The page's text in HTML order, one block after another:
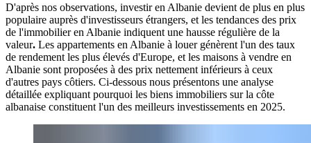
D'après nos observations, investir en Albanie devient de plus en plus
populaire auprès d'investisseurs étrangers, et les tendances des prix
de l'immobilier en Albanie indiquent une hausse régulière de la
valeur. Les appartements en Albanie à louer génèrent l'un des taux
de rendement les plus élevés d'Europe, et les maisons à vendre en
Albanie sont proposées à des prix nettement inférieurs à ceux
d'autres pays côtiers. Ci-dessous nous présentons une analyse
détaillée expliquant pourquoi les biens immobiliers sur la côte
albanaise constituent l'un des meilleurs investissements en 2025.